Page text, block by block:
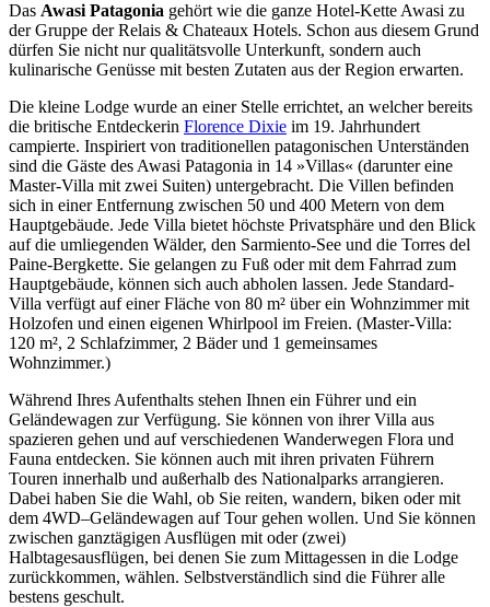
Das Awasi Patagonia gehört wie die ganze Hotel-Kette Awasi zu
der Gruppe der Relais & Chateaux Hotels. Schon aus diesem Grund
dürfen Sie nicht nur qualitätsvolle Unterkunft, sondern auch
kulinarische Genüsse mit besten Zutaten aus der Region erwarten.
Die kleine Lodge wurde an einer Stelle errichtet, an welcher bereits
die britische Entdeckerin Florence Dixie im 19. Jahrhundert
campierte. Inspiriert von traditionellen patagonischen Unterständen
sind die Gäste des Awasi Patagonia in 14 »Villas« (darunter eine
Master-Villa mit zwei Suiten) untergebracht. Die Villen befinden
sich in einer Entfernung zwischen 50 und 400 Metern von dem
Hauptgebäude. Jede Villa bietet höchste Privatsphäre und den Blick
auf die umliegenden Wälder, den Sarmiento-See und die Torres del
Paine-Bergkette. Sie gelangen zu Fuß oder mit dem Fahrrad zum
Hauptgebäude, können sich auch abholen lassen. Jede Standard-
Villa verfügt auf einer Fläche von 80 m² über ein Wohnzimmer mit
Holzofen und einen eigenen Whirlpool im Freien. (Master-Villa:
120 m², 2 Schlafzimmer, 2 Bäder und 1 gemeinsames
Wohnzimmer.)
Während Ihres Aufenthalts stehen Ihnen ein Führer und ein
Geländewagen zur Verfügung. Sie können von ihrer Villa aus
spazieren gehen und auf verschiedenen Wanderwegen Flora und
Fauna entdecken. Sie können auch mit ihren privaten Führern
Touren innerhalb und außerhalb des Nationalparks arrangieren.
Dabei haben Sie die Wahl, ob Sie reiten, wandern, biken oder mit
dem 4WD–Geländewagen auf Tour gehen wollen. Und Sie können
zwischen ganztägigen Ausflügen mit oder (zwei)
Halbtagesausflügen, bei denen Sie zum Mittagessen in die Lodge
zurückkommen, wählen. Selbstverständlich sind die Führer alle
bestens geschult.